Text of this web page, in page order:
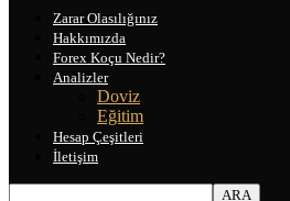
Zarar Olasılığınız
Hakkımızda
Forex Koçu Nedir?
Analizler
Doviz
Eğitim
Hesap Çeşitleri
İletişim